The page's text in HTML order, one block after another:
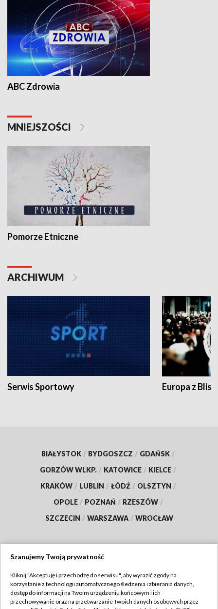
ABC Zdrowia
MNIEJSZOŚCI
Pomorze Etniczne
ARCHIWUM
Serwis Sportowy Europa z
BIAŁYSTOK / BYDGOSZCZ / GDAŃSK /
GORZÓW WLKP. / KATOWICE / KIELCE /
KRAKÓW / LUBLIN / ŁÓDŹ / OLSZTYN /
OPOLE / POZNAŃ / RZESZÓW /
SZCZECIN / WARSZAWA / WROCŁAW
TVP
Abonament TVP
Regulamin TVP
Szanujemy Twoją prywatność
Kliknij "Akceptuję i przechodzę do serwisu", aby wyrazić zgody na
korzystanie z technologii automatycznego śledzenia i zbierania danych,
dostęp do informacji na Twoim urządzeniu końcowym i ich
przechowywanie oraz na przetwarzanie Twoich danych osobowych przez